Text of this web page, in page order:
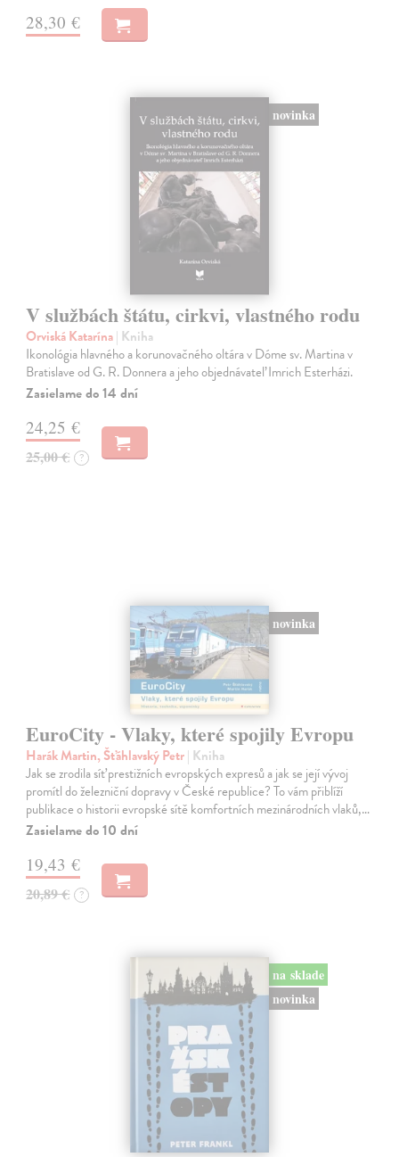
28,30 €
novinka
V službách štátu, cirkvi, vlastného rodu
Orviská Katarína| Kniha
Ikonológia hlavného a korunovačného oltára v Dóme sv. Martina v
Bratislave od G. R. Donnera a jeho objednávateľ Imrich Esterházi.
Zasielame do 14 dní
24,25 €
25,00 € ?
novinka
EuroCity - Vlaky, které spojily Evropu
Harák Martin, Šťáhlavský Petr| Kniha
Jak se zrodila síť prestižních evropských expresů a jak se její vývoj
promítl do železniční dopravy v České republice? To vám přiblíží
publikace o historii evropské sítě komfortních mezinárodních vlaků,…
Zasielame do 10 dní
19,43 €
20,89 € ?
na sklade
novinka